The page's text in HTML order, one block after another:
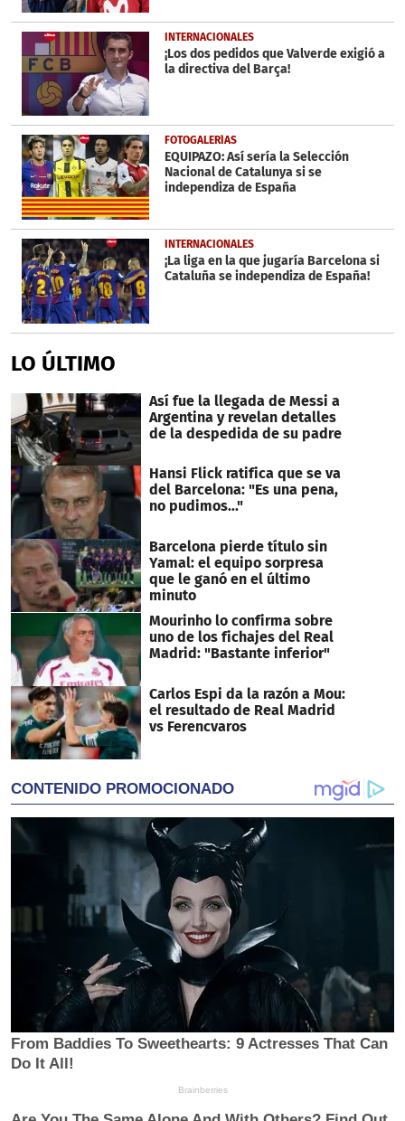
INTERNACIONALES
¡Los dos pedidos que Valverde exigió a
la directiva del Barça!
FOTOGALERÍAS
EQUIPAZO: Así sería la Selección
Nacional de Catalunya si se
independiza de España
INTERNACIONALES
¡La liga en la que jugaría Barcelona si
Cataluña se independiza de España!
LO ÚLTIMO
Así fue la llegada de Messi a
Argentina y revelan detalles
de la despedida de su padre
Hansi Flick ratifica que se va
del Barcelona: "Es una pena,
no pudimos..."
Barcelona pierde título sin
Yamal: el equipo sorpresa
que le ganó en el último
minuto
Mourinho lo confirma sobre
uno de los fichajes del Real
Madrid: "Bastante inferior"
Carlos Espi da la razón a Mou:
el resultado de Real Madrid
vs Ferencvaros